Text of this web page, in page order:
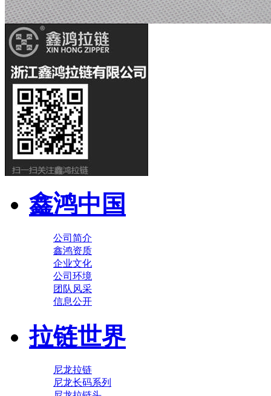
鑫鸿中国
公司简介
鑫鸿资质
企业文化
公司环境
团队风采
信息公开
拉链世界
尼龙拉链
尼龙长码系列